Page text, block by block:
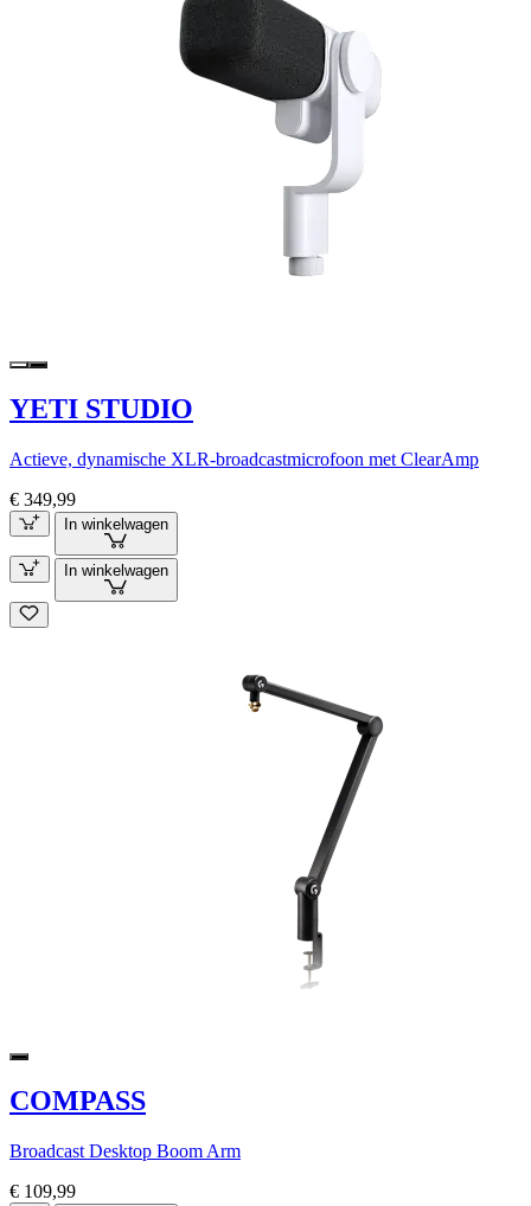
YETI STUDIO
Actieve, dynamische XLR-broadcastmicrofoon met ClearAmp
€ 349,99
In winkelwagen
In winkelwagen
COMPASS
Broadcast Desktop Boom Arm
€ 109,99